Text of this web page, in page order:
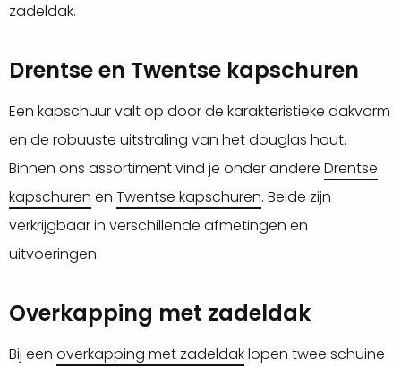
zadeldak.
Drentse en Twentse kapschuren
Een kapschuur valt op door de karakteristieke dakvorm
en de robuuste uitstraling van het douglas hout.
Binnen ons assortiment vind je onder andere Drentse
kapschuren en Twentse kapschuren. Beide zijn
verkrijgbaar in verschillende afmetingen en
uitvoeringen.
Overkapping met zadeldak
Bij een overkapping met zadeldaklopen twee schuine